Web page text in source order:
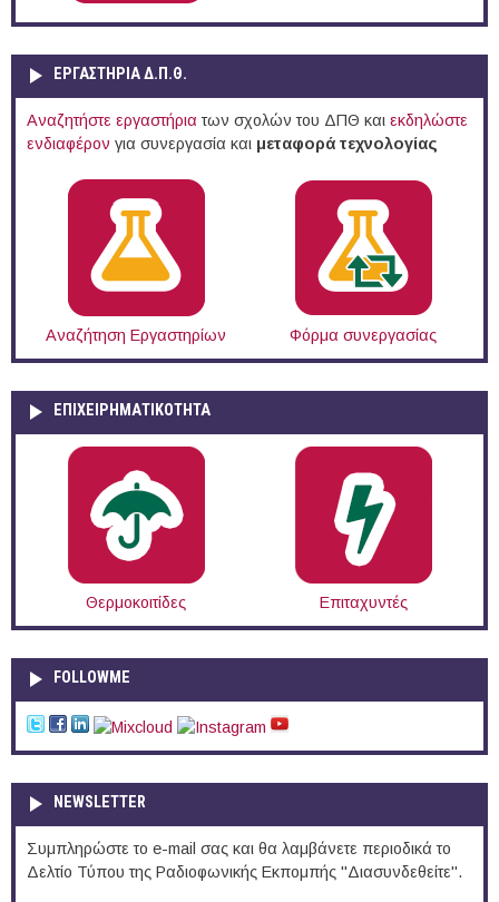
ΕΡΓΑΣΤΗΡΙΑ Δ.Π.Θ.
Αναζητήστε εργαστήρια των σχολών του ΔΠΘ και εκδηλώστε
ενδιαφέρον για συνεργασία και μεταφορά τεχνολογίας
Αναζήτηση Εργαστηρίων Φόρμα συνεργασίας
ΕΠΙΧΕΙΡΗΜΑΤΙΚΟΤΗΤΑ
Θερμοκοιτίδες Επιταχυντές
FOLLOWME
NEWSLETTER
Συμπληρώστε το e-mail σας και θα λαμβάνετε περιοδικά το
Δελτίο Τύπου της Ραδιοφωνικής Εκπομπής "Διασυνδεθείτε".